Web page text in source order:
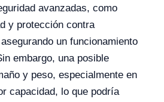
avanzadas, como
y protección contra
un funcionamiento
embargo, una posible
y peso, especialmente en
capacidad, lo que podría